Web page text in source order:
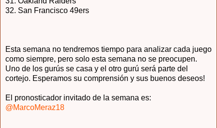
32. San Francisco 49ers
Esta semana no tendremos tiempo para analizar cada juego
como siempre, pero solo esta semana no se preocupen.
Uno de los gurús se casa y el otro gurú será parte del
cortejo. Esperamos su comprensión y sus buenos deseos!
El pronosticador invitado de la semana es:
@MarcoMeraz18